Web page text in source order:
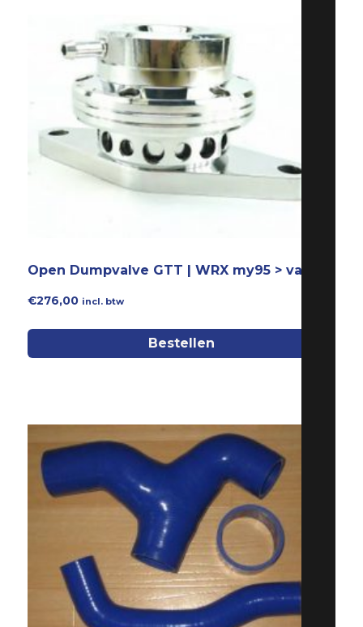
Open Dumpvalve GTT | WRX my95 > vanaf
€276,00 incl. btw
Bestellen